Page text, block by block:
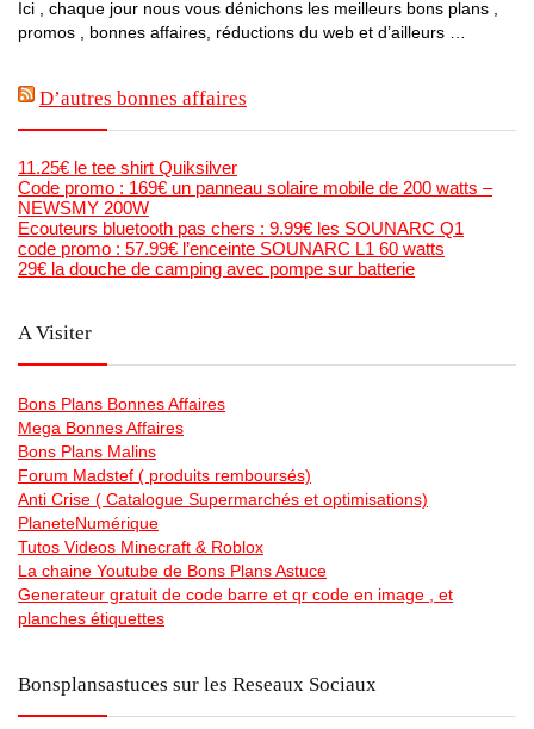
Ici , chaque jour nous vous dénichons les meilleurs bons plans ,
promos , bonnes affaires, réductions du web et d’ailleurs …
D’autres bonnes affaires
11.25€ le tee shirt Quiksilver
Code promo : 169€ un panneau solaire mobile de 200 watts –
NEWSMY 200W
Ecouteurs bluetooth pas chers : 9.99€ les SOUNARC Q1
code promo : 57.99€ l’enceinte SOUNARC L1 60 watts
29€ la douche de camping avec pompe sur batterie
A Visiter
Bons Plans Bonnes Affaires
Mega Bonnes Affaires
Bons Plans Malins
Forum Madstef ( produits remboursés)
Anti Crise ( Catalogue Supermarchés et optimisations)
PlaneteNumérique
Tutos Videos Minecraft & Roblox
La chaine Youtube de Bons Plans Astuce
Generateur gratuit de code barre et qr code en image , et
planches étiquettes
Bonsplansastuces sur les Reseaux Sociaux